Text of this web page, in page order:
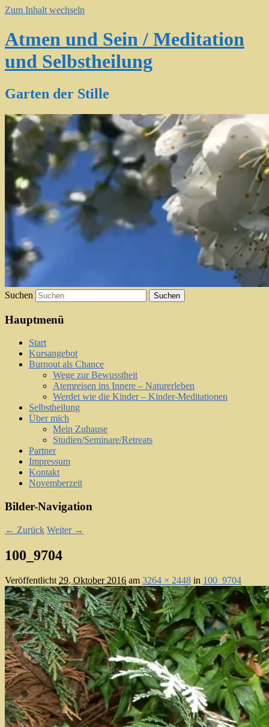
Zum Inhalt wechseln
Atmen und Sein / Meditation
und Selbstheilung
Garten der Stille
Suchen
Hauptmenü
Start
Kursangebot
Burnout als Chance
Wege zur Bewusstheit
Atemreisen ins Innere – Naturerleben
Werdet wie die Kinder – Kinder-Meditationen
Selbstheilung
Über mich
Mein Zuhause
Studien/Seminare/Retreats
Partner
Impressum
Kontakt
Novemberzeit
Bilder-Navigation
← Zurück Weiter →
100_9704
Veröffentlicht29. Oktober 2016 am 3264 × 2448 in 100_9704